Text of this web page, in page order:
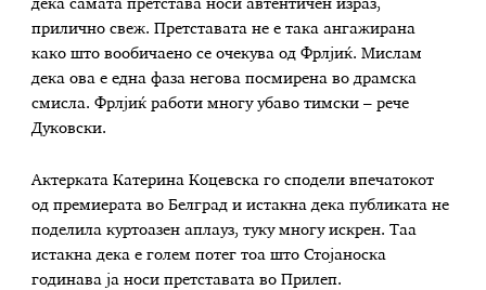
дека самата претстава носи автентичен израз,
прилично свеж. Претставата не е така ангажирана
како што вообичаено се очекува од Фрлјиќ. Мислам
дека ова е една фаза негова посмирена во драмска
смисла. Фрлјиќ работи многу убаво тимски – рече
Дуковски.
Актерката Катерина Коцевска го сподели впечатокот
од премиерата во Белград и истакна дека публиката не
поделила куртоазен аплауз, туку многу искрен. Таа
истакна дека е голем потег тоа што Стојаноска
годинава ја носи претставата во Прилеп.